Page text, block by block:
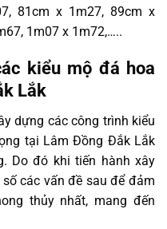
81cm x 1m27, 89cm x
1m07 x 1m72,…..
kiểu mộ đá hoa
Lắk
dựng các công trình kiểu
tại Lâm Đồng Đắk Lắk
Do đó khi tiến hành xây
các vấn đề sau để đảm
thủy nhất, mang đến